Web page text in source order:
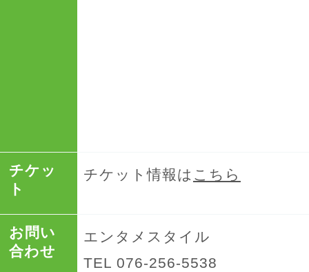
チケッ
ト
チケット情報は こちら
お問い
合わせ
エンタメスタイル
TEL 076-256-5538